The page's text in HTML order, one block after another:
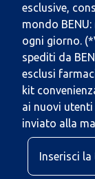
esclusive,
mondo
ogni giorno.
spediti da
esclusi
kit
ai nuovi
inviato alla